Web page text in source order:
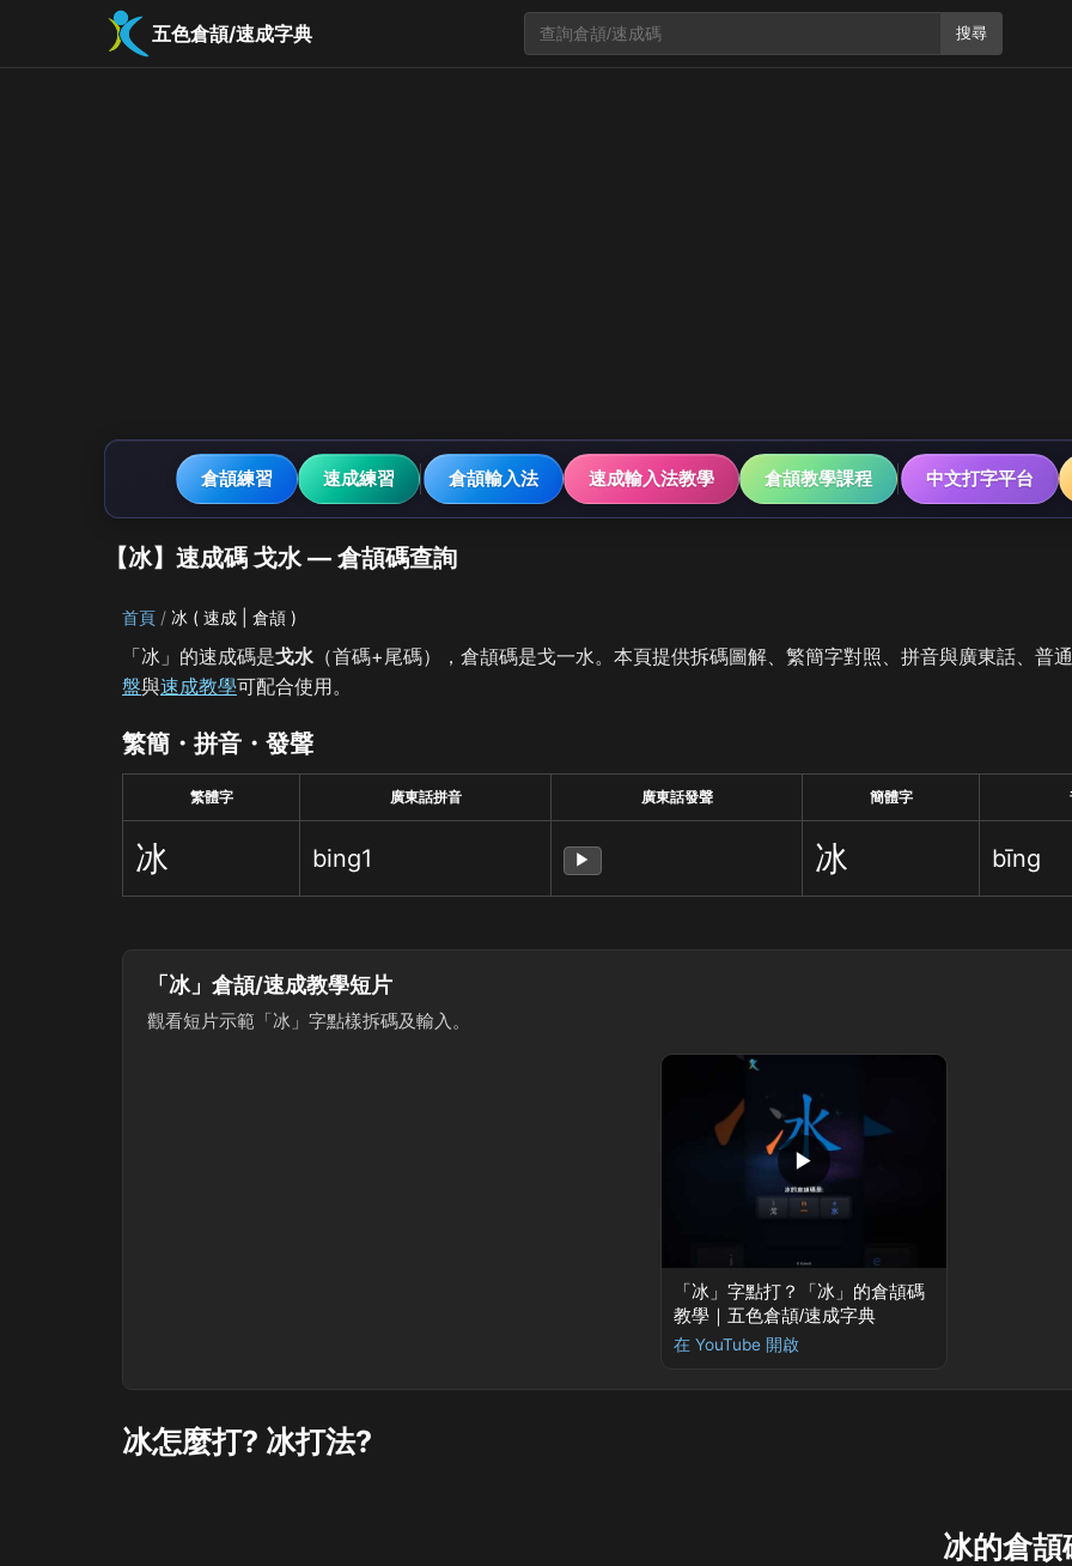
五色倉頡/速成字典 搜尋
倉頡練習 速成練習 倉頡輸入法 速成輸入法教學 倉頡教學課程 中文打字平台
【冰】速成碼 戈水 — 倉頡碼查詢
首頁 冰 ( 速成 | 倉頡 )
「冰」的速成碼是戈水 （首碼+尾碼），倉頡碼是戈一水。本頁提供拆碼圖解、繁簡字對照、拼音與廣東話、普
盤與速成教學可配合使用。
繁簡・拼音・發聲
繁體字 廣東話拼音 廣東話發聲 簡體字
冰 bing1 ▶ 冰 bīng
「冰」倉頡/速成教學短片
觀看短片示範「冰」字點樣拆碼及輸入。
▶
「冰」字點打？「冰」的倉頡碼
教學｜五色倉頡/速成字典
在 YouTube 開啟
冰怎麼打? 冰打法?
冰的倉頡